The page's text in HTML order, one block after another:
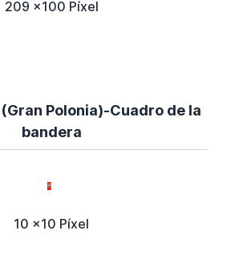
209 x100 Píxel
Polonia)-Cuadro de la
bandera
10 x10 Píxel